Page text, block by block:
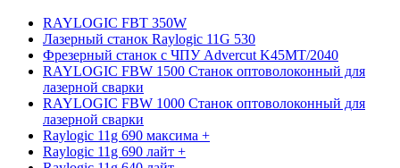
RAYLOGIC FBT 350W
Лазерный станок Raylogic 11G 530
Фрезерный станок с ЧПУ Advercut K45MT/2040
RAYLOGIC FBW 1500 Станок оптоволоконный для
лазерной сварки
RAYLOGIC FBW 1000 Станок оптоволоконный для
лазерной сварки
Raylogic 11g 690 максима +
Raylogic 11g 690 лайт +